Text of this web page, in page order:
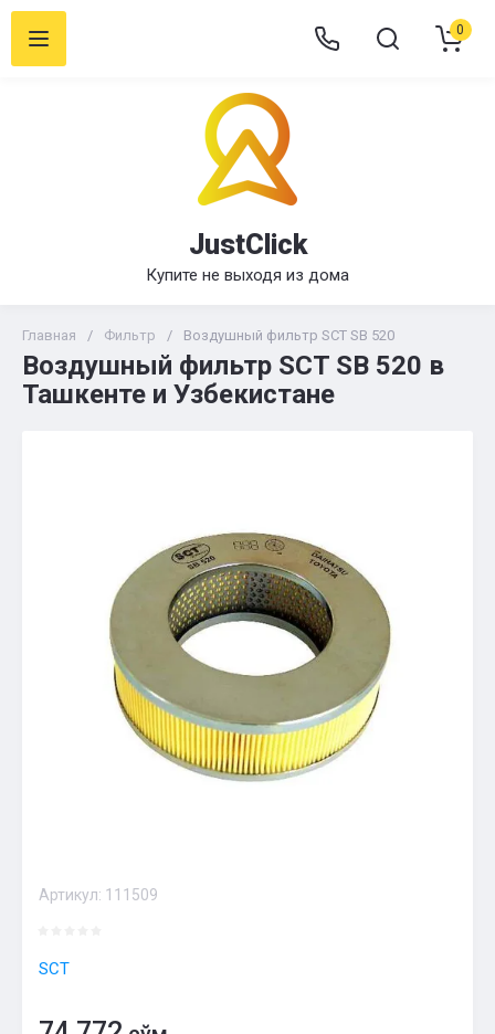
JustClick
Купите не выходя из дома
0
Главная / Фильтр / Воздушный фильтр SCT SB 520
Воздушный фильтр SCT SB 520 в
Ташкенте и Узбекистане
Артикул: 111509
SCT